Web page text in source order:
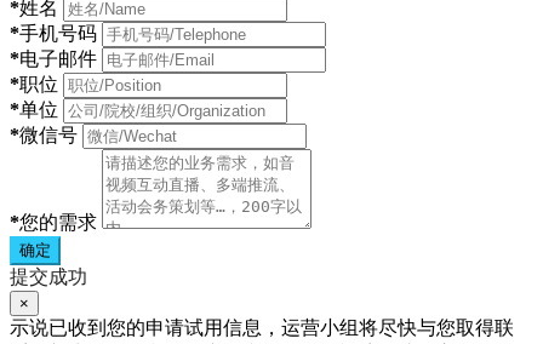
*姓名
*手机号码
*电子邮件
*职位
*单位
*微信号
*您的需求
确定
提交成功
×
示说已收到您的申请试用信息，运营小组将尽快与您取得联